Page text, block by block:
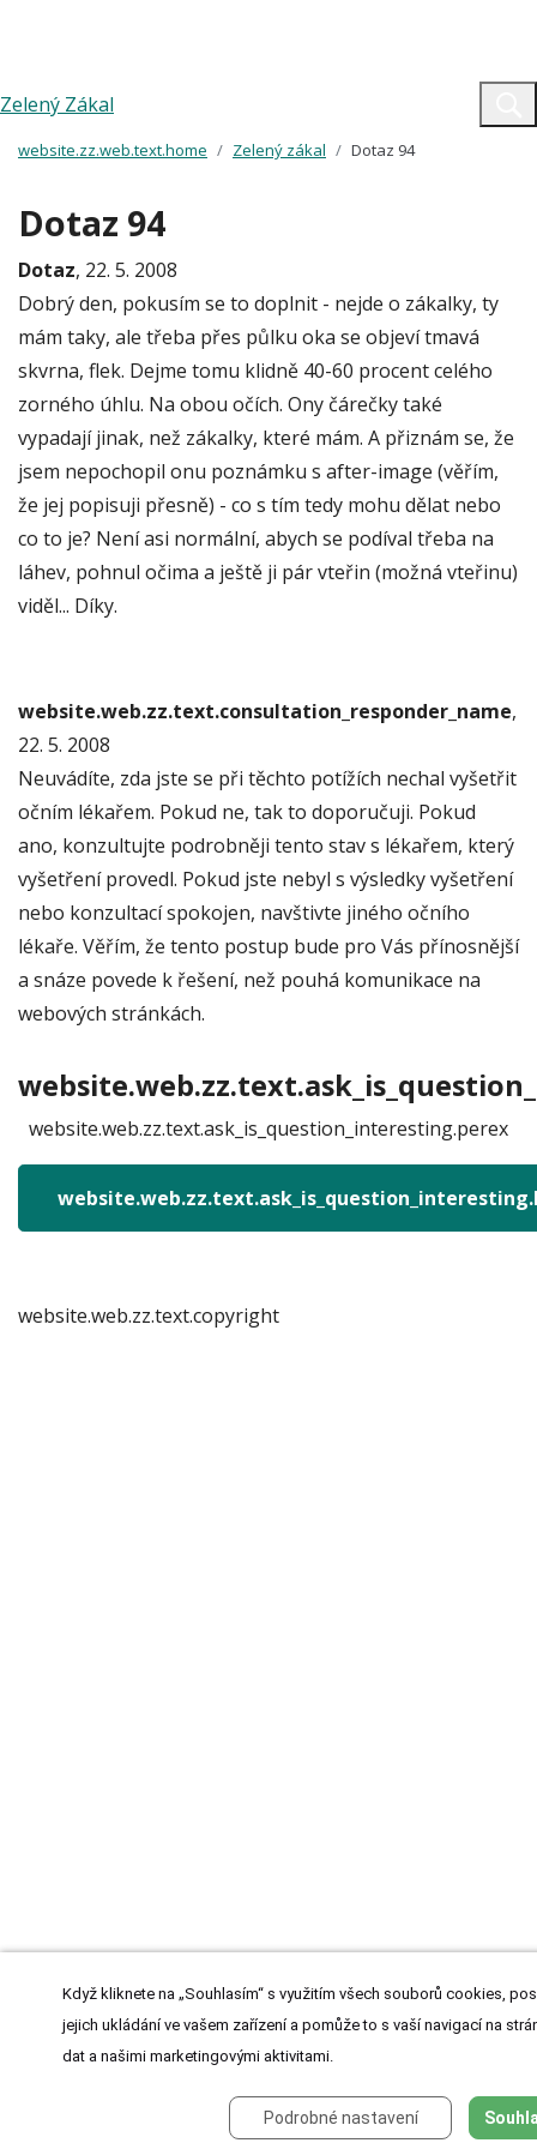
Zelený Zákal
website.zz.web.text.home Zelený zákal Dotaz 94
Dotaz 94
Dotaz, 22. 5. 2008
Dobrý den, pokusím se to doplnit - nejde o zákalky, ty
mám taky, ale třeba přes půlku oka se objeví tmavá
skvrna, flek. Dejme tomu klidně 40-60 procent celého
zorného úhlu. Na obou očích. Ony čárečky také
vypadají jinak, než zákalky, které mám. A přiznám se, že
jsem nepochopil onu poznámku s after-image (věřím,
že jej popisuji přesně) - co s tím tedy mohu dělat nebo
co to je? Není asi normální, abych se podíval třeba na
láhev, pohnul očima a ještě ji pár vteřin (možná vteřinu)
viděl... Díky.
website.web.zz.text.consultation_responder_name,
22. 5. 2008
Neuvádíte, zda jste se při těchto potížích nechal vyšetřit
očním lékařem. Pokud ne, tak to doporučuji. Pokud
ano, konzultujte podrobněji tento stav s lékařem, který
vyšetření provedl. Pokud jste nebyl s výsledky vyšetření
nebo konzultací spokojen, navštivte jiného očního
lékaře. Věřím, že tento postup bude pro Vás přínosnější
a snáze povede k řešení, než pouhá komunikace na
webových stránkách.
website.web.zz.text.ask_is_question_interesting.perex
website.web.zz.text.copyright
Když kliknete na „Souhlasím“ s využitím všech souborů cookies,
jejich ukládání ve vašem zařízení a pomůže to s vaší navigací na
dat a našimi marketingovými aktivitami.
Podrobné nastavení